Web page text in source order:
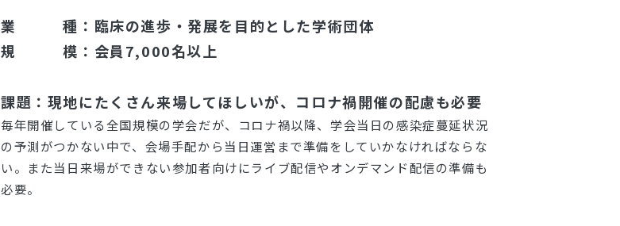
業 種：臨床の進歩・発展を目的とした学術団体
規 模：会員7,000名以上
課題：現地にたくさん来場してほしいが、コロナ禍開催の配慮も必要
毎年開催している全国規模の学会だが、コロナ禍以降、学会当日の感染症蔓延状況
の予測がつかない中で、会場手配から当日運営まで準備をしていかなければならな
い。また当日来場ができない参加者向けにライブ配信やオンデマンド配信の準備も
必要。